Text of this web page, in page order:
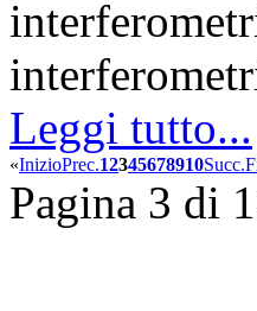
Leggi tutto...
«InizioPrec.12345678910Succ.
Pagina 3 di